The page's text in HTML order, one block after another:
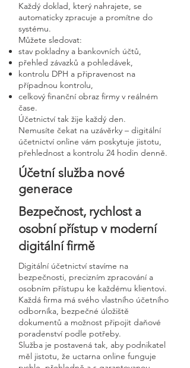
Každý doklad, který nahrajete, se
automaticky zpracuje a promítne do
systému.
Můžete sledovat:
stav pokladny a bankovních účtů,
přehled závazků a pohledávek,
kontrolu DPH a připravenost na
případnou kontrolu,
celkový finanční obraz firmy v reálném
čase.
Účetnictví tak žije každý den.
Nemusíte čekat na uzávěrky – digitální
účetnictví online vám poskytuje jistotu,
přehlednost a kontrolu 24 hodin denně.
Účetní služba nové
generace
Bezpečnost, rychlost a
osobní přístup v moderní
digitální firmě
Digitální účetnictví stavíme na
bezpečnosti, precizním zpracování a
osobním přístupu ke každému klientovi.
Každá firma má svého vlastního účetního
odborníka, bezpečné úložiště
dokumentů a možnost připojit daňové
poradenství podle potřeby.
Služba je postavená tak, aby podnikatel
měl jistotu, že uctarna online funguje